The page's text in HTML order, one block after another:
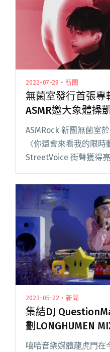
2022-07-29・新聞
無菌室發行首張專
ASMR邀大象體操
ASMRock 新團無菌室
〈你還會來看我的限
StreetVoice 街聲獲得
24 週並獲得第三名佳
在排行榜佔有一席之地
閱讀全文 "無菌室發行
ASMR邀大象體操凱婷
2023-05-22・新聞
集結DJ
劃LONGHUMEN
嘻哈音樂媒體龍虎門在